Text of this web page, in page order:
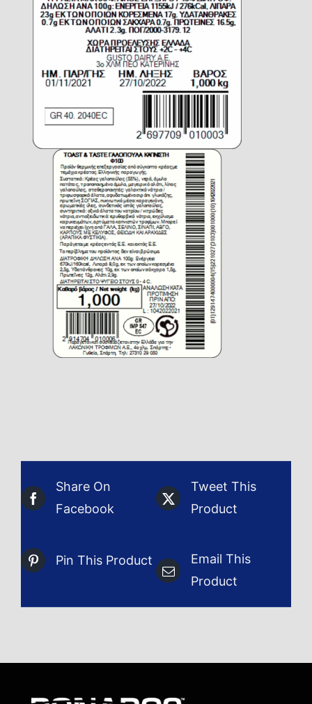
Share On
Facebook
Tweet This
Product
Pin This Product
Email This
Product